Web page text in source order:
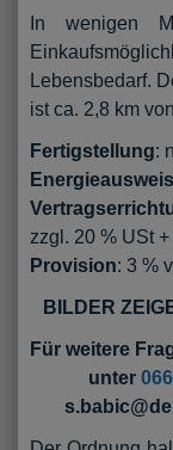
In wenigen
Lebensbedarf.
ist ca. 2,8 km
Fertigstellung:
Energieausweis
zzgl. 20 % USt
Provision: 3 %
BILDER
Für weitere
unter